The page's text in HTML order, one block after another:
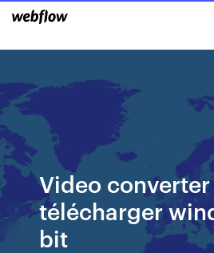
Video
télécharger
bit